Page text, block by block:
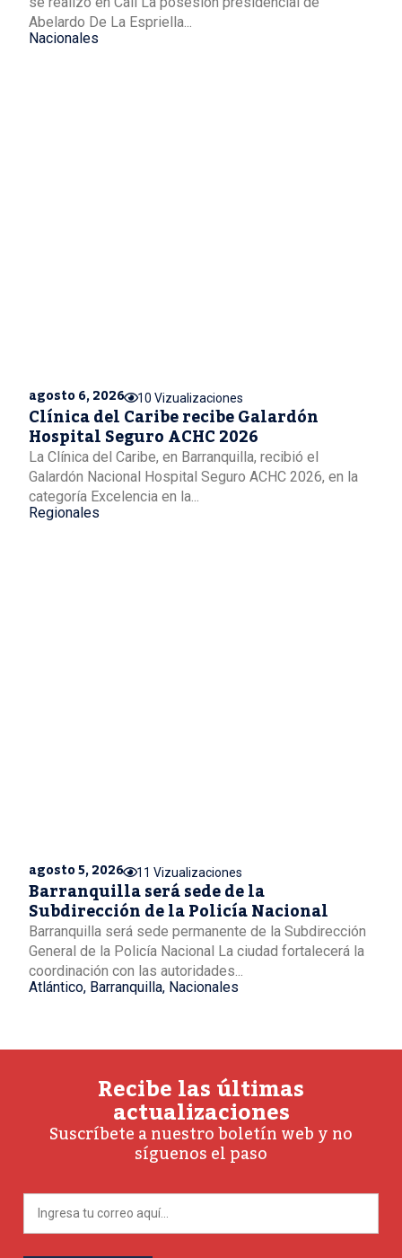
Abelardo De La Espriella...
Nacionales
agosto 6, 2026 10 Vizualizaciones
Clínica del Caribe recibe Galardón
Hospital Seguro ACHC 2026
La Clínica del Caribe, en Barranquilla, recibió el
Galardón Nacional Hospital Seguro ACHC 2026, en la
categoría Excelencia en la...
Regionales
agosto 5, 2026 11 Vizualizaciones
Barranquilla será sede de la
Subdirección de la Policía Nacional
Barranquilla será sede permanente de la Subdirección
General de la Policía Nacional La ciudad fortalecerá la
coordinación con las autoridades...
Atlántico, Barranquilla, Nacionales
Recibe las últimas
actualizaciones
Suscríbete a nuestro boletín web y no
síguenos el paso